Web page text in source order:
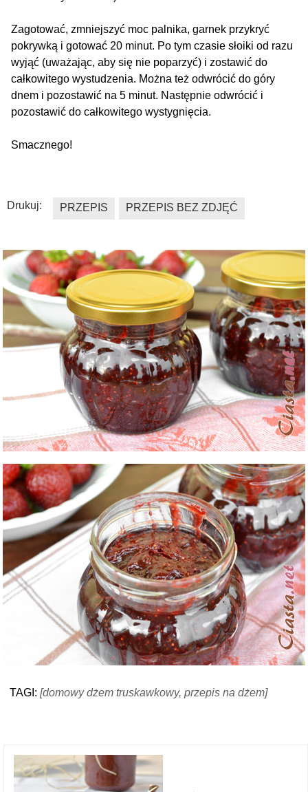
Zagotować, zmniejszyć moc palnika, garnek przykryć
pokrywką i gotować 20 minut. Po tym czasie słoiki od razu
wyjąć (uważając, aby się nie poparzyć) i zostawić do
całkowitego wystudzenia. Można też odwrócić do góry
dnem i pozostawić na 5 minut. Następnie odwrócić i
pozostawić do całkowitego wystygnięcia.
Smacznego!
Drukuj: PRZEPIS PRZEPIS BEZ ZDJĘĆ
TAGI: [domowy dżem truskawkowy, przepis na dżem]